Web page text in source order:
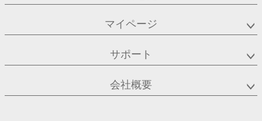
マイページ
サポート
会社概要